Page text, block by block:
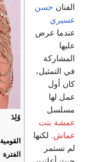
وُلِدَ
القومية
الفترة
الفنان حسن
عسيري
عندما عرض
عليها
المشاركة
في التمثيل،
كان أول
عمل لها
مسلسل
عمشة بنت
عماش. لكنها
لم تستمر